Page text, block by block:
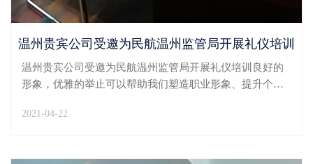
温州贵宾公司受邀为民航温州监管局开展礼仪培训
温州贵宾公司受邀为民航温州监管局开展礼仪培训良好的
形象，优雅的举止可以帮助我们塑造职业形象、提升个人
州监管局领导及员工开展礼仪培训。本次课程培训地点设
2021-04-22